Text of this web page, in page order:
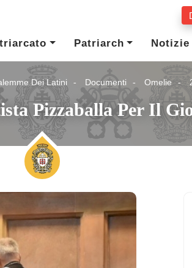
Patriarch Notizie
Dei Latini Documenti Omelie
Pizzaballa Per Il